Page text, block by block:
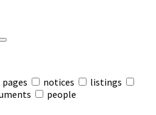
pages notices
listings
people